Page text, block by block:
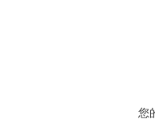
您